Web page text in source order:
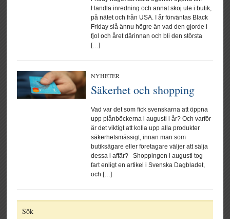
Handla inredning och annat skoj ute i butik,
på nätet och från USA. I år förväntas Black
Friday slå ännu högre än vad den gjorde i
fjol och året därinnan och bli den största
[…]
NYHETER
Säkerhet och shopping
Vad var det som fick svenskarna att öppna
upp plånböckerna i augusti i år? Och varför
är det viktigt att kolla upp alla produkter
säkerhetsmässigt, innan man som
butiksägare eller företagare väljer att sälja
dessa i affär? Shoppingen i augusti tog
fart enligt en artikel i Svenska Dagbladet,
och […]
Sök